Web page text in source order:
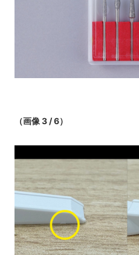
（画像 3 / 6）